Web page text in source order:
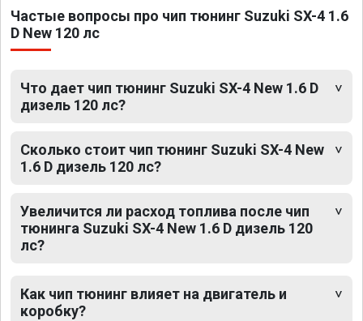
Частые вопросы про чип тюнинг Suzuki SX-4 1.6
D New 120 лс
Что дает чип тюнинг Suzuki SX-4 New 1.6 D
дизель 120 лс?
Сколько стоит чип тюнинг Suzuki SX-4 New
1.6 D дизель 120 лс?
Увеличится ли расход топлива после чип
тюнинга Suzuki SX-4 New 1.6 D дизель 120
лс?
Как чип тюнинг влияет на двигатель и
коробку?